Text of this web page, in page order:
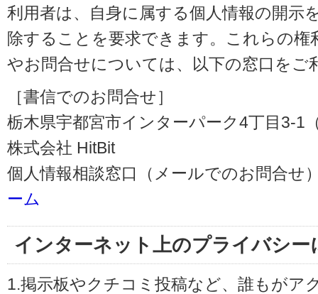
利用者は、自身に属する個人情報の開示
除することを要求できます。これらの権
やお問合せについては、以下の窓口をご
［書信でのお問合せ］
栃木県宇都宮市インターパーク4丁目3-1
株式会社 HitBit
個人情報相談窓口（メールでのお問合せ
ーム
インターネット上のプライバシー
1.掲示板やクチコミ投稿など、誰もがア